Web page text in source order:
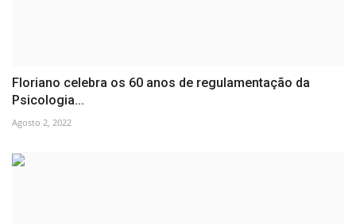
Floriano celebra os 60 anos de regulamentação da
Psicologia...
Agosto 2, 2022